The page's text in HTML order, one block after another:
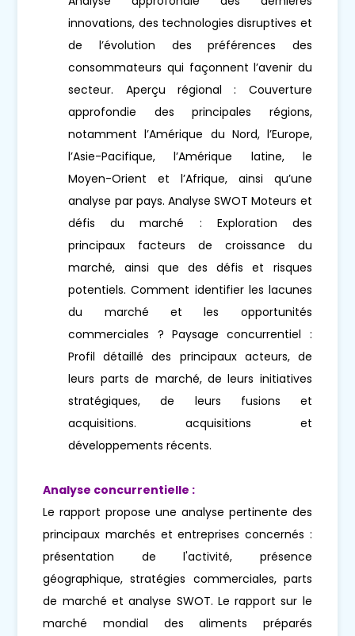
innovations, des technologies disruptives et
de l’évolution des préférences des
consommateurs qui façonnent l’avenir du
secteur. Aperçu régional : Couverture
approfondie des principales régions,
notamment l’Amérique du Nord, l’Europe,
l’Asie-Pacifique, l’Amérique latine, le
Moyen-Orient et l’Afrique, ainsi qu’une
analyse par pays. Analyse SWOT Moteurs et
défis du marché : Exploration des
principaux facteurs de croissance du
marché, ainsi que des défis et risques
potentiels. Comment identifier les lacunes
du marché et les opportunités
commerciales ? Paysage concurrentiel :
Profil détaillé des principaux acteurs, de
leurs parts de marché, de leurs initiatives
stratégiques, de leurs fusions et
acquisitions. acquisitions et
développements récents.
Analyse concurrentielle :
Le rapport propose une analyse pertinente des
principaux marchés et entreprises concernés :
présentation de l'activité, présence
géographique, stratégies commerciales, parts
de marché et analyse SWOT. Le rapport sur le
marché mondial des aliments préparés